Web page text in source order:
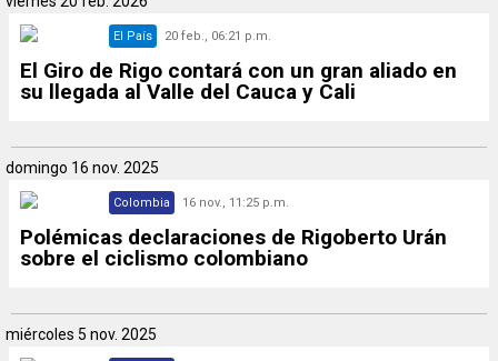
El País 20 feb., 06:21 p.m.
El Giro de Rigo contará con un gran aliado en
su llegada al Valle del Cauca y Cali
domingo 16 nov. 2025
Colombia 16 nov., 11:25 p.m.
Polémicas declaraciones de Rigoberto Urán
sobre el ciclismo colombiano
miércoles 5 nov. 2025